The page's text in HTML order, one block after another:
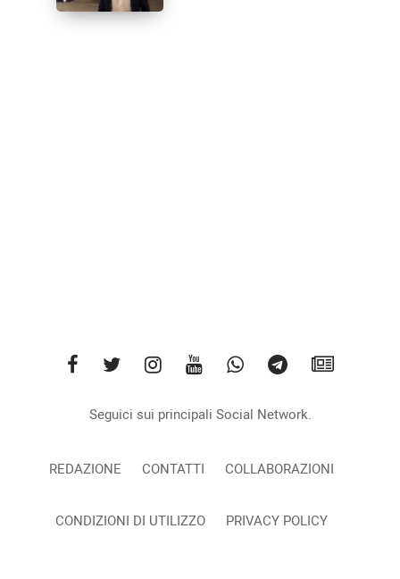
Seguici sui principali Social Network.
REDAZIONE CONTATTI COLLABORAZIONI
CONDIZIONI DI UTILIZZO PRIVACY POLICY